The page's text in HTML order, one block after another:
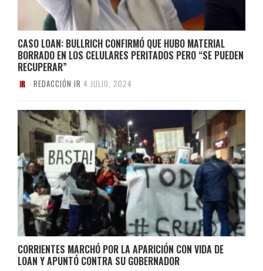
CASO LOAN: BULLRICH CONFIRMÓ QUE HUBO MATERIAL
BORRADO EN LOS CELULARES PERITADOS PERO “SE PUEDEN
RECUPERAR”
REDACCIÓN IR 4 JULIO, 2024
CORRIENTES MARCHÓ POR LA APARICIÓN CON VIDA DE
LOAN Y APUNTÓ CONTRA SU GOBERNADOR